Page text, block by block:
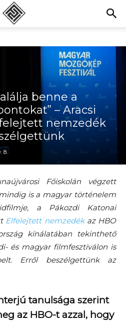
benne a
– Aracsi
nemzedék
8.
Főiskolán végzett
is a magyar történelem
a Pákozdi Katonai
Elfelejtett nemzedékaz HBO
kínálatában tekinthető
és magyar filmfesztiválon is
Erről beszélgettünk az
tanulsága szerint
az HBO-t azzal, hogy